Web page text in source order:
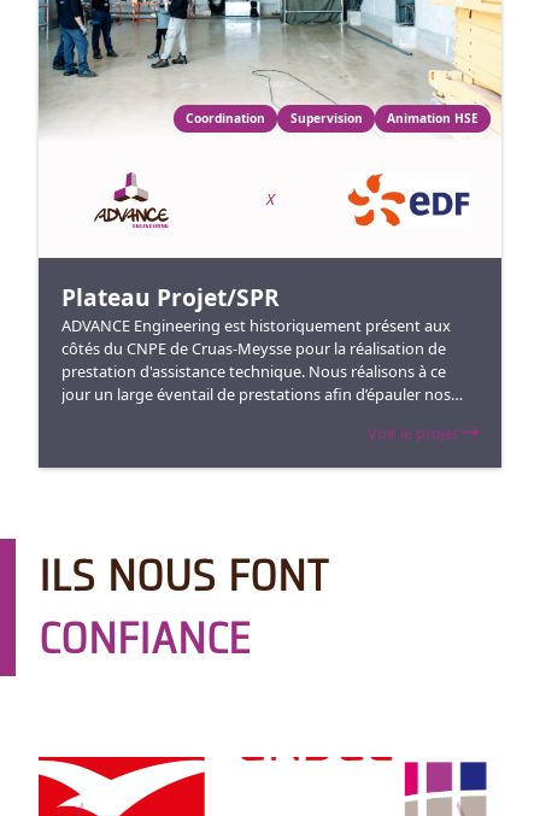
Coordination Supervision Animation HSE
X
Plateau Projet/SPR
ADVANCE Engineering est historiquement présent aux
côtés du CNPE de Cruas-Meysse pour la réalisation de
prestation d'assistance technique. Nous réalisons à ce
jour un large éventail de prestations afin d’épauler nos
Voir le projet
ILS NOUS FONT
CONFIANCE